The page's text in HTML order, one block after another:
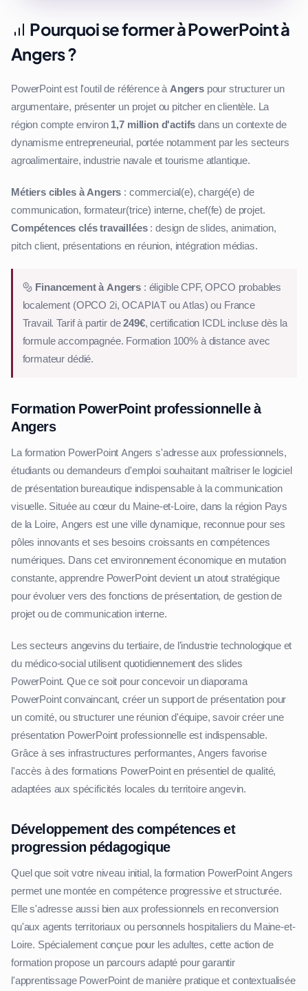
Pourquoi se former à PowerPoint à
Angers ?
PowerPoint est l'outil de référence àAngerspour structurer un
argumentaire, présenter un projet ou pitcher en clientèle. La
région compte environ 1,7 million d'actifs dans un contexte de
dynamisme entrepreneurial, portée notamment par les secteurs
agroalimentaire, industrie navale et tourisme atlantique.
Métiers cibles à Angers : commercial(e), chargé(e) de
communication, formateur(trice) interne, chef(fe) de projet.
Compétences clés travaillées: design de slides, animation,
pitch client, présentations en réunion, intégration médias.
Financement à Angers : éligible CPF, OPCO probables
localement (OPCO 2i, OCAPIAT ou Atlas) ou France
Travail. Tarif à partir de249€, certification ICDL incluse dès la
formule accompagnée. Formation 100% à distance avec
formateur dédié.
Formation PowerPoint professionnelle à
Angers
La formation PowerPoint Angers s'adresse aux professionnels,
étudiants ou demandeurs d'emploi souhaitant maîtriser le logiciel
de présentation bureautique indispensable à la communication
visuelle. Située au cœur du Maine-et-Loire, dans la région Pays
de la Loire, Angers est une ville dynamique, reconnue pour ses
pôles innovants et ses besoins croissants en compétences
numériques. Dans cet environnement économique en mutation
constante, apprendre PowerPoint devient un atout stratégique
pour évoluer vers des fonctions de présentation, de gestion de
projet ou de communication interne.
Les secteurs angevins du tertiaire, de l'industrie technologique et
du médico-social utilisent quotidiennement des slides
PowerPoint. Que ce soit pour concevoir un diaporama
PowerPoint convaincant, créer un support de présentation pour
un comité, ou structurer une réunion d'équipe, savoir créer une
présentation PowerPoint professionnelle est indispensable.
Grâce à ses infrastructures performantes, Angers favorise
l'accès à des formations PowerPoint en présentiel de qualité,
adaptées aux spécificités locales du territoire angevin.
Développement des compétences et
progression pédagogique
Quel que soit votre niveau initial, la formation PowerPoint Angers
permet une montée en compétence progressive et structurée.
Elle s'adresse aussi bien aux professionnels en reconversion
qu'aux agents territoriaux ou personnels hospitaliers du Maine-et-
Loire. Spécialement conçue pour les adultes, cette action de
formation propose un parcours adapté pour garantir
l'apprentissage PowerPoint de manière pratique et contextualisée